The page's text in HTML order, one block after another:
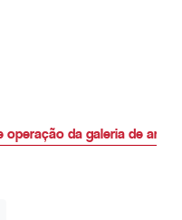
operação da galeria de arte